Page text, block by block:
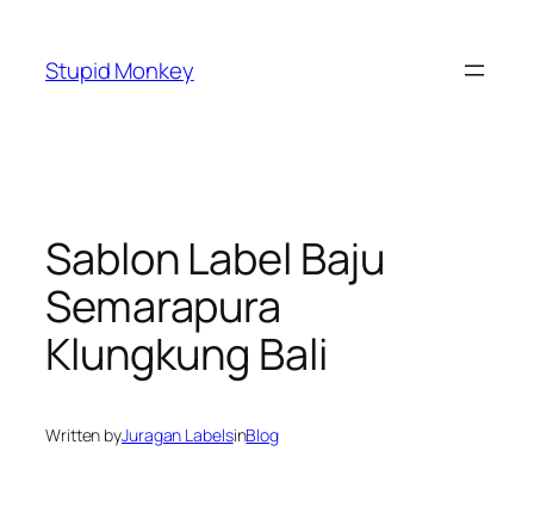
content
Stupid Monkey
Sablon Label Baju
Semarapura
Klungkung Bali
Written byJuragan LabelsinBlog